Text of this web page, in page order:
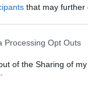
that may further
Processing Opt Outs
of the Sharing of my